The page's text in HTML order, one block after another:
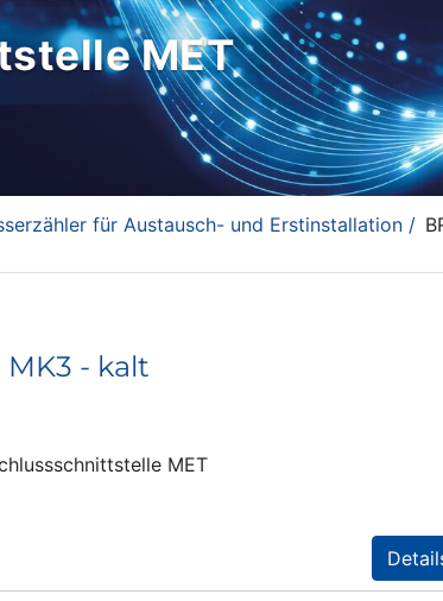
MET
für Austausch- und Erstinstallation /
MK3 - kalt
MET